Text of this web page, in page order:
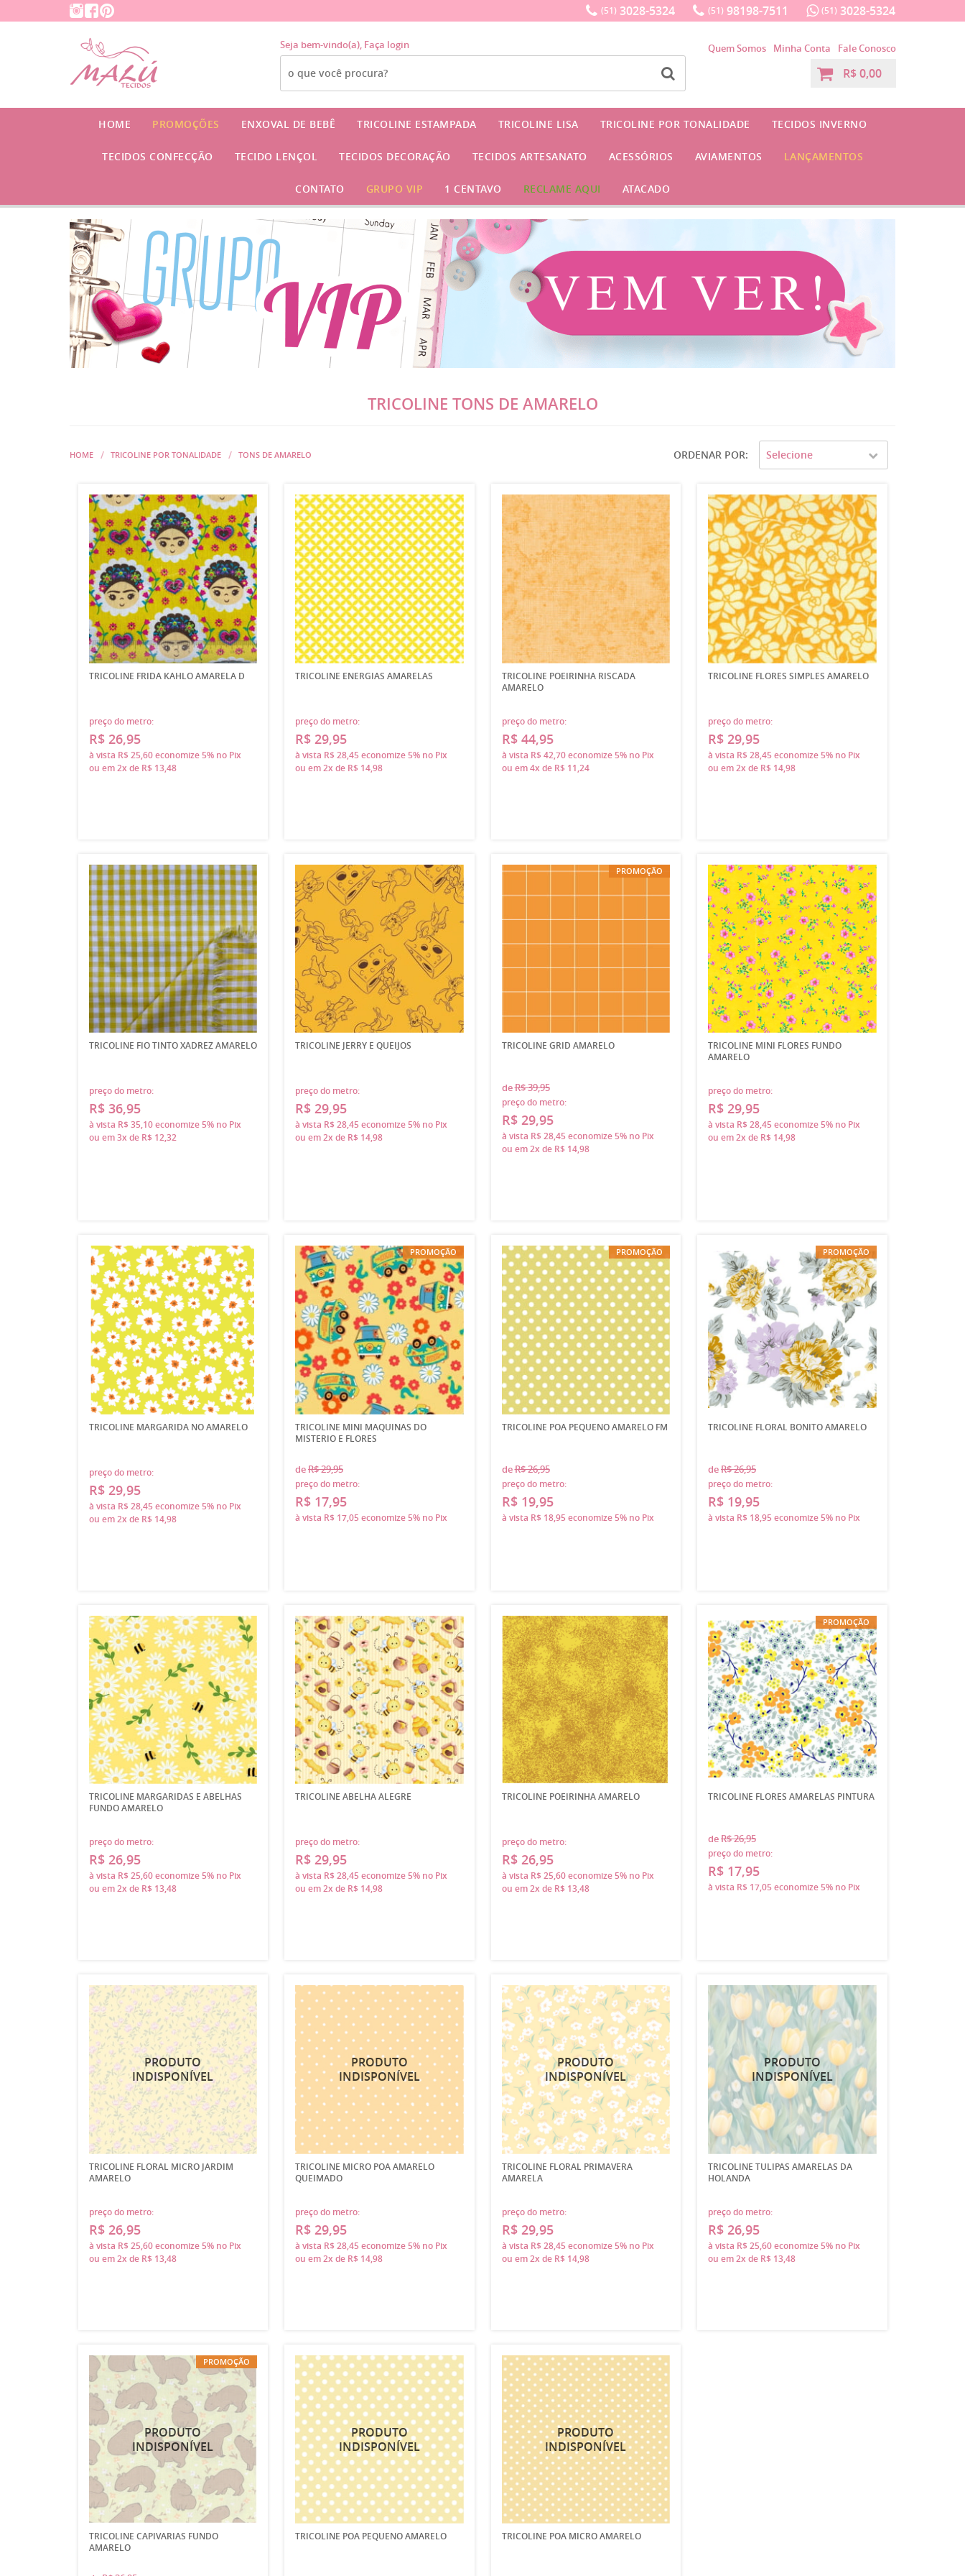
(51) 3028-5324 (51) 98198-7511 (51) 3028-5324
Seja bem-vindo(a), Faça login Quem Somos Minha Conta Fale Conosco
R$ 0,00
HOME PROMOÇÕES ENXOVAL DE BEBÊ TRICOLINE ESTAMPADA TRICOLINE LISA TRICOLINE POR TONALIDADE TECIDOS INVERNO
TECIDOS CONFECÇÃO TECIDO LENÇOL TECIDOS DECORAÇÃO TECIDOS ARTESANATO ACESSÓRIOS AVIAMENTOS LANÇAMENTOS
CONTATO GRUPO VIP 1 CENTAVO RECLAME AQUI ATACADO
TRICOLINE TONS DE AMARELO
HOME TRICOLINE POR TONALIDADE TONS DE AMARELO ORDENAR POR Selecione
TRICOLINE FRIDA KAHLO AMARELA D
preço do metro:
R$ 26,95
à vista R$ 25,60economize5% no Pix
ou em2x de R$ 13,48
TRICOLINE ENERGIAS AMARELAS
preço do metro:
R$ 29,95
à vista R$ 28,45economize5% no Pix
ou em2x de R$ 14,98
TRICOLINE POEIRINHA RISCADA
AMARELO
preço do metro:
R$ 44,95
à vista R$ 42,70economize5% no Pix
ou em4x de R$ 11,24
TRICOLINE FLORES SIMPLES AMARELO
preço do metro:
R$ 29,95
à vista R$ 28,45economize5% no Pix
ou em2x de R$ 14,98
TRICOLINE FIO TINTO XADREZ AMARELO
preço do metro:
R$ 36,95
à vista R$ 35,10economize5% no Pix
ou em3x de R$ 12,32
TRICOLINE JERRY E QUEIJOS
preço do metro:
R$ 29,95
à vista R$ 28,45economize5% no Pix
ou em2x de R$ 14,98
PROMOÇÃO
TRICOLINE GRID AMARELO
deR$ 39,95
preço do metro:
R$ 29,95
à vista R$ 28,45economize5% no Pix
ou em2x de R$ 14,98
TRICOLINE MINI FLORES FUNDO
AMARELO
preço do metro:
R$ 29,95
à vista R$ 28,45economize5% no Pix
ou em2x de R$ 14,98
TRICOLINE MARGARIDA NO AMARELO
preço do metro:
R$ 29,95
à vista R$ 28,45economize5% no Pix
ou em2x de R$ 14,98
PROMOÇÃO
TRICOLINE MINI MAQUINAS DO
MISTERIO E FLORES
deR$ 29,95
preço do metro:
R$ 17,95
à vista R$ 17,05economize5% no Pix
PROMOÇÃO
TRICOLINE POA PEQUENO AMARELO FM
deR$ 26,95
preço do metro:
R$ 19,95
à vista R$ 18,95economize5% no Pix
PROMOÇÃO
TRICOLINE FLORAL BONITO AMARELO
deR$ 26,95
preço do metro:
R$ 19,95
à vista R$ 18,95economize5% no Pix
TRICOLINE MARGARIDAS E ABELHAS
FUNDO AMARELO
preço do metro:
R$ 26,95
à vista R$ 25,60economize5% no Pix
ou em2x de R$ 13,48
TRICOLINE ABELHA ALEGRE
preço do metro:
R$ 29,95
à vista R$ 28,45economize5% no Pix
ou em2x de R$ 14,98
TRICOLINE POEIRINHA AMARELO
preço do metro:
R$ 26,95
à vista R$ 25,60economize5% no Pix
ou em2x de R$ 13,48
PROMOÇÃO
TRICOLINE FLORES AMARELAS PINTURA
deR$ 26,95
preço do metro:
R$ 17,95
à vista R$ 17,05economize5% no Pix
TRICOLINE FLORAL MICRO JARDIM
AMARELO
preço do metro:
R$ 26,95
à vista R$ 25,60economize5% no Pix
ou em2x de R$ 13,48
TRICOLINE MICRO POA AMARELO
QUEIMADO
preço do metro:
R$ 29,95
à vista R$ 28,45economize5% no Pix
ou em2x de R$ 14,98
TRICOLINE FLORAL PRIMAVERA
AMARELA
preço do metro:
R$ 29,95
à vista R$ 28,45economize5% no Pix
ou em2x de R$ 14,98
TRICOLINE TULIPAS AMARELAS DA
HOLANDA
preço do metro:
R$ 26,95
à vista R$ 25,60economize5% no Pix
ou em2x de R$ 13,48
PROMOÇÃO
TRICOLINE CAPIVARIAS FUNDO
AMARELO
TRICOLINE POA PEQUENO AMARELO TRICOLINE POA MICRO AMARELO